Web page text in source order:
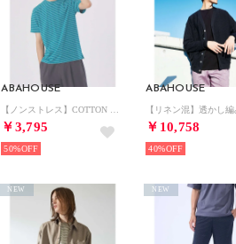
ABAHOUSE
￥3,795
50%
ABAHOUSE
￥10,758
40%
NEW NEW